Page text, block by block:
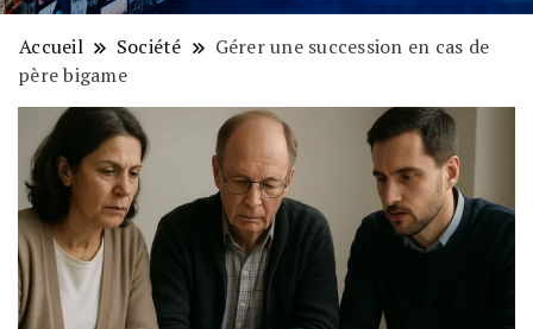
Accueil Société
Gérer une succession en cas de
père bigame